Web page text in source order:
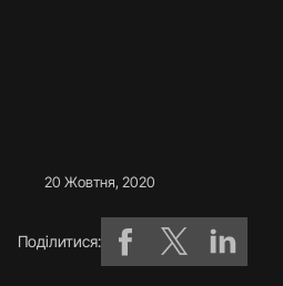
20 Жовтня, 2020
Поділитися: